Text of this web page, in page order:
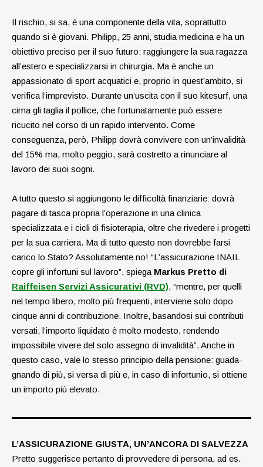
Il rischio, si sa, è una componente della vita, soprattutto
quando si è giovani. Philipp, 25 anni, studia medicina e ha un
obiettivo preciso per il suo futuro: raggiungere la sua ragazza
all’estero e specializzarsi in chirurgia. Ma è anche un
appassionato di sport acquatici e, proprio in quest’ambito, si
verifica l’imprevisto. Durante un’uscita con il suo kitesurf, una
cima gli taglia il pollice, che fortunatamente può essere
ricucito nel corso di un rapido intervento. Come
conseguenza, però, Philipp dovrà convivere con un’invalidità
del 15% ma, molto peggio, sarà costretto a rinunciare al
lavoro dei suoi sogni.
A tutto questo si aggiungono le difficoltà finanziarie: dovrà
pagare di tasca propria l’operazione in una clinica
specializzata e i cicli di fisioterapia, oltre che rivedere i progetti
per la sua carriera. Ma di tutto questo non dovrebbe farsi
carico lo Stato? Assolutamente no! “L’assicurazione INAIL
copre gli infortuni sul lavoro”, spiega Markus Pretto di
Raiffeisen Servizi Assicurativi (RVD), “mentre, per quelli
nel tempo libero, molto più frequenti, interviene solo dopo
cinque anni di contribuzione. Inoltre, basandosi sui contributi
versati, l’importo liquidato è molto modesto, rendendo
impossibile vivere del solo assegno di invalidità”. Anche in
questo caso, vale lo stesso principio della pensione: guada-
gnando di più, si versa di più e, in caso di infortunio, si ottiene
un importo più elevato.
L’ASSICURAZIONE GIUSTA, UN’ANCORA DI SALVEZZA
Pretto suggerisce pertanto di provvedere di persona, ad es.